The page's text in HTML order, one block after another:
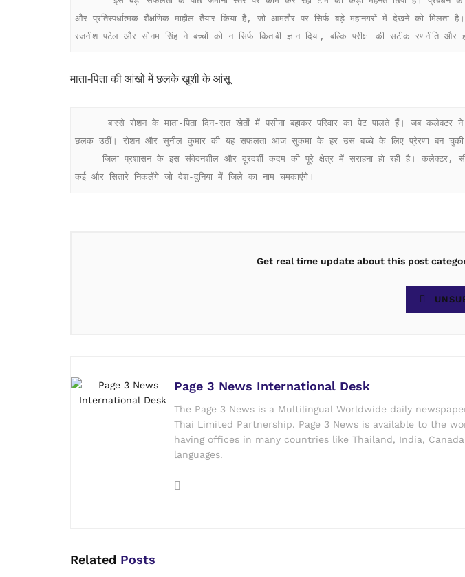
और प्रतिस्पर्धात्मक शैक्षणिक माहौल तैयार किया है, जो आमतौर पर सिर्फ बड़े महानगरों में देखने को
रजनीश पटेल और सोनम सिंह ने बच्चों को न सिर्फ किताबी ज्ञान दिया, बल्कि परीक्षा की सटीक रणनीति और
माता-पिता की आंखों में छलके खुशी के आंसू
      बारसे रोशन के माता-पिता दिन-रात खेतों में पसीना बहाकर परिवार का पेट पालते हैं। जब कलेक्टर ने खुद रोशन को सम्मानित किया और भविष्य की पूरी जिम्मेदारी ली, तो माता-पिता की आंखें गर्व और खुशी से
छलक उठीं। रोशन और सुनील कुमार की यह सफलता आज सुकमा के हर उस बच्चे के लिए प्रेरणा बन चुकी
     जिला प्रशासन के इस संवेदनशील और दूरदर्शी कदम की पूरे क्षेत्र में सराहना हो रही है। कलेक्टर, सीईओ और उनकी पूरी टीम ने छात्रों को बधाई देते हुए उम्मीद जताई है कि आने वाले सालों में सुकमा से ऐसे
कई और सितारे निकलेंगे जो देश-दुनिया में जिले का नाम चमकाएंगे।
Get real time update about this post
Page 3 News International Desk
The Page 3 News is a Multilingual Worldwide daily
Thai Limited Partnership. Page 3 News is available to the
having offices in many countries like Thailand, India,
languages.
Related Posts